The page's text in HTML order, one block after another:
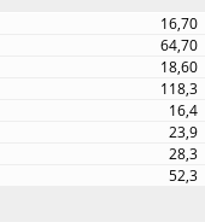
16,70
64,70
18,60
118,3
16,4
23,9
28,3
52,3